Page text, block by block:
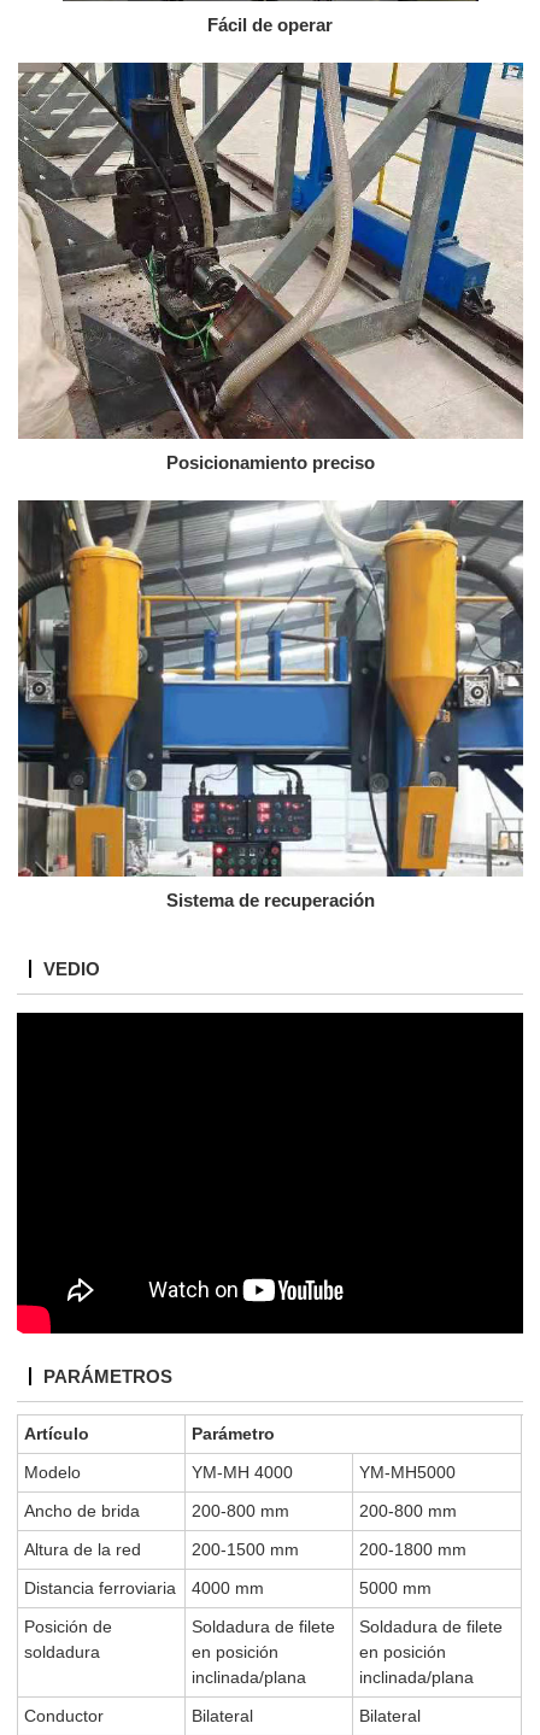
Fácil de operar
Posicionamiento preciso
Sistema de recuperación
VEDIO
PARÁMETROS
Artículo
Parámetro
Modelo
YM-MH 4000
YM-MH5000
Ancho de brida
200-800 mm
200-800 mm
Altura de la red
200-1500 mm
200-1800 mm
Distancia ferroviaria
4000 mm
5000 mm
Posición de
soldadura
Soldadura de filete
en posición
inclinada/plana
Soldadura de filete
en posición
inclinada/plana
Conductor
Bilateral
Bilateral